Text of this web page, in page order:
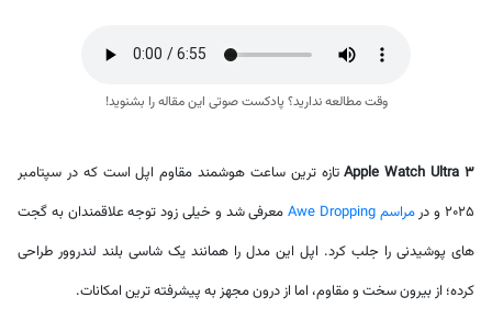
وقت مطالعه ندارید؟ پادکست صوتی این مقاله را بشنوید!
Apple Watch Ultra 3تازه ترین ساعت هوشمند مقاوم اپل است که در سپتامبر
2025 و در
مراسم Awe Dropping
معرفی شد و خیلی زود توجه علاقمندان به گجت
های پوشیدنی را جلب کرد. اپل این مدل را همانند یک شاسی بلند لندروور طراحی
کرده؛ از بیرون سخت و مقاوم، اما از درون مجهز به پیشرفته ترین امکانات.